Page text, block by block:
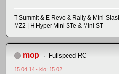
T Summit & E-Revo & Rally & Mini-
MZ2 | H Hyper Mini STe & Mini ST
mop Fullspeed RC
15.04.14 - klo: 15.02